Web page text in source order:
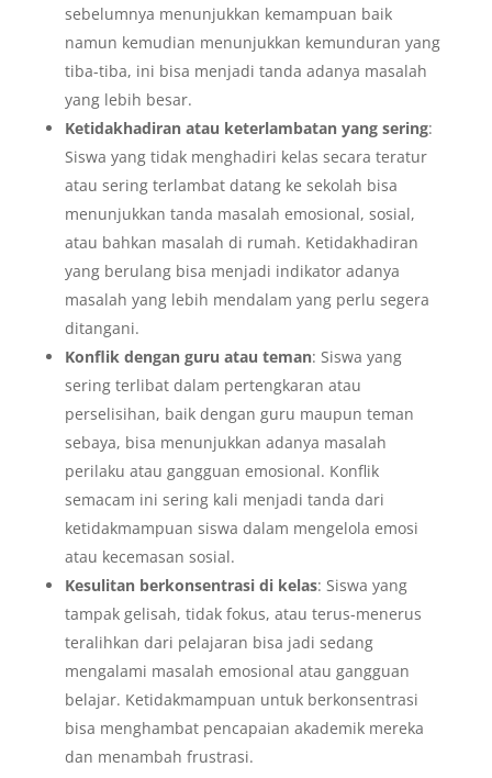
sebelumnya menunjukkan kemampuan baik
namun kemudian menunjukkan kemunduran yang
tiba-tiba, ini bisa menjadi tanda adanya masalah
yang lebih besar.
Ketidakhadiran atau keterlambatan yang sering:
Siswa yang tidak menghadiri kelas secara teratur
atau sering terlambat datang ke sekolah bisa
menunjukkan tanda masalah emosional, sosial,
atau bahkan masalah di rumah. Ketidakhadiran
yang berulang bisa menjadi indikator adanya
masalah yang lebih mendalam yang perlu segera
ditangani.
Konflik dengan guru atau teman: Siswa yang
sering terlibat dalam pertengkaran atau
perselisihan, baik dengan guru maupun teman
sebaya, bisa menunjukkan adanya masalah
perilaku atau gangguan emosional. Konflik
semacam ini sering kali menjadi tanda dari
ketidakmampuan siswa dalam mengelola emosi
atau kecemasan sosial.
Kesulitan berkonsentrasi di kelas: Siswa yang
tampak gelisah, tidak fokus, atau terus-menerus
teralihkan dari pelajaran bisa jadi sedang
mengalami masalah emosional atau gangguan
belajar. Ketidakmampuan untuk berkonsentrasi
bisa menghambat pencapaian akademik mereka
dan menambah frustrasi.